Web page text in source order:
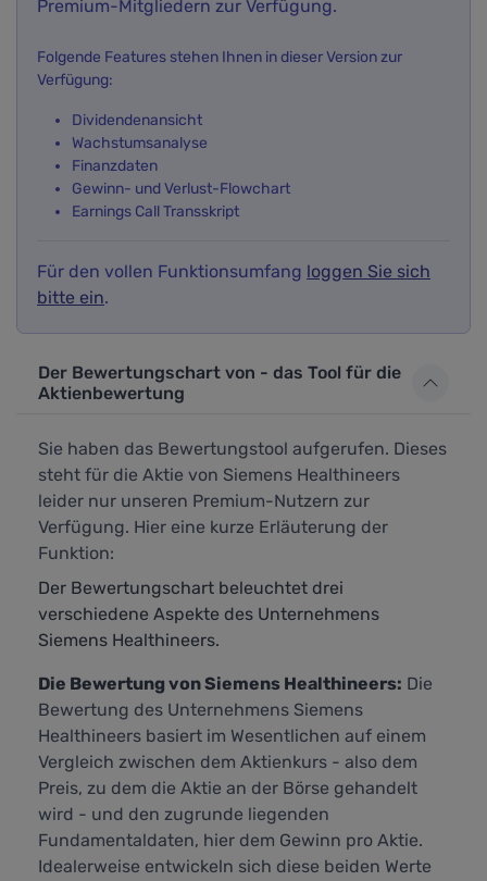
Premium-Mitgliedern zur Verfügung.
Folgende Features stehen Ihnen in dieser Version zur
Verfügung:
Dividendenansicht
Wachstumsanalyse
Finanzdaten
Gewinn- und Verlust-Flowchart
Earnings Call Transskript
Für den vollen Funktionsumfang loggen Sie sich
bitte ein.
Der Bewertungschart von - das Tool für die
Aktienbewertung
Sie haben das Bewertungstool aufgerufen. Dieses
steht für die Aktie von Siemens Healthineers
leider nur unseren Premium-Nutzern zur
Verfügung. Hier eine kurze Erläuterung der
Funktion:
Der Bewertungschart beleuchtet drei
verschiedene Aspekte des Unternehmens
Siemens Healthineers.
Die Bewertung von Siemens Healthineers: Die
Bewertung des Unternehmens Siemens
Healthineers basiert im Wesentlichen auf einem
Vergleich zwischen dem Aktienkurs - also dem
Preis, zu dem die Aktie an der Börse gehandelt
wird - und den zugrunde liegenden
Fundamentaldaten, hier dem Gewinn pro Aktie.
Idealerweise entwickeln sich diese beiden Werte